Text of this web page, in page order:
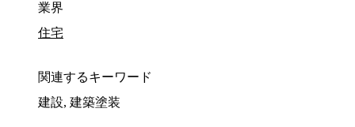
業界
住宅
関連するキーワード
建設, 建築塗装